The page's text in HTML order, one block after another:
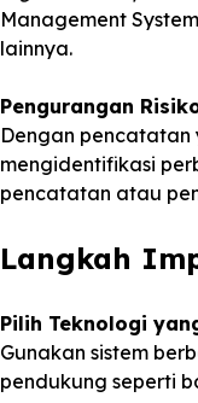
Management
lainnya.
Pengurangan
Dengan
mengidentifikasi
pencatatan atau
Langkah
Pilih Teknologi
Gunakan sistem
pendukung seperti